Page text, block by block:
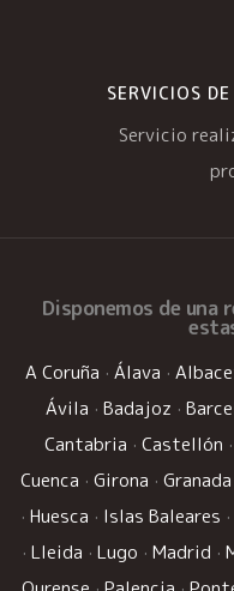
SERVICIOS
Servicio
Disponemos de una
A Coruña · Álava ·
Ávila · Badajoz ·
Cantabria · Castellón ·
Cuenca · Girona · Granada
· Huesca · Islas Baleares ·
· Lleida · Lugo · Madrid ·